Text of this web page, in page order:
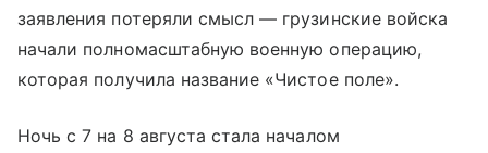
заявления потеряли смысл — грузинские войска
начали полномасштабную военную операцию,
которая получила название «Чистое поле».
Ночь с 7 на 8 августа стала началом